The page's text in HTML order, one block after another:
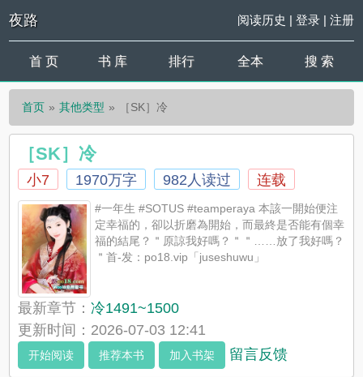
夜路 阅读历史 | 登录| 注册
首 页 书 库 排行 全本 搜 索
首页 其他类型 ［SK］冷
［SK］冷
小7 1970万字 982人读过 连载
#一年生 #SOTUS #teamperaya 本該一開始便注
定幸福的，卻以折磨為開始，而最終是否能有個幸
福的結尾？＂原諒我好嗎？＂＂……放了我好嗎？
＂首-发：po18.vip「juseshuwu」
最新章节：冷1491~1500
更新时间：2026-07-03 12:41
开始阅读 推荐本书 加入书架 留言反馈